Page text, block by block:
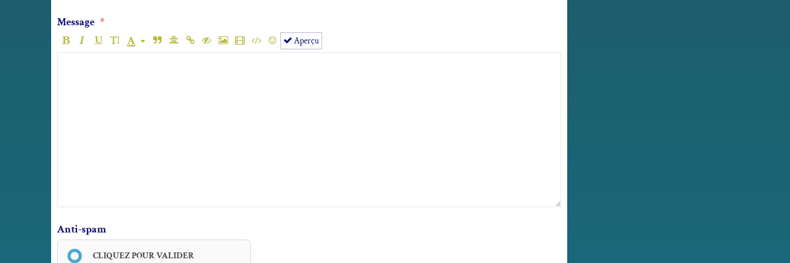
Message
Aperçu
Anti-spam
CLIQUEZ POUR VALIDER